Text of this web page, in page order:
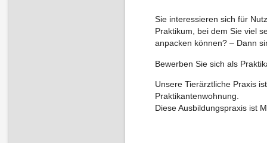
Sie interessieren sich für
Praktikum, bei dem Sie viel
anpacken können? – Dann
Bewerben Sie sich als
Unsere Tierärztliche Praxis
Praktikantenwohnung.
Diese Ausbildungspraxis ist